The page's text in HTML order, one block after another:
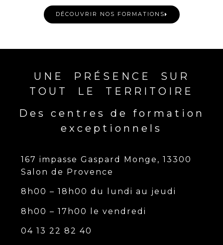
DÉCOUVRIR NOS FORMATIONS
UNE PRÉSENCE SUR
TOUT LE TERRITOIRE
Des centres de formation
exceptionnels
167 impasse Gaspard Monge, 13300
Salon de Provence
8h00 – 18h00 du lundi au jeudi
8h00 – 17h00 le vendredi
04 13 22 82 40